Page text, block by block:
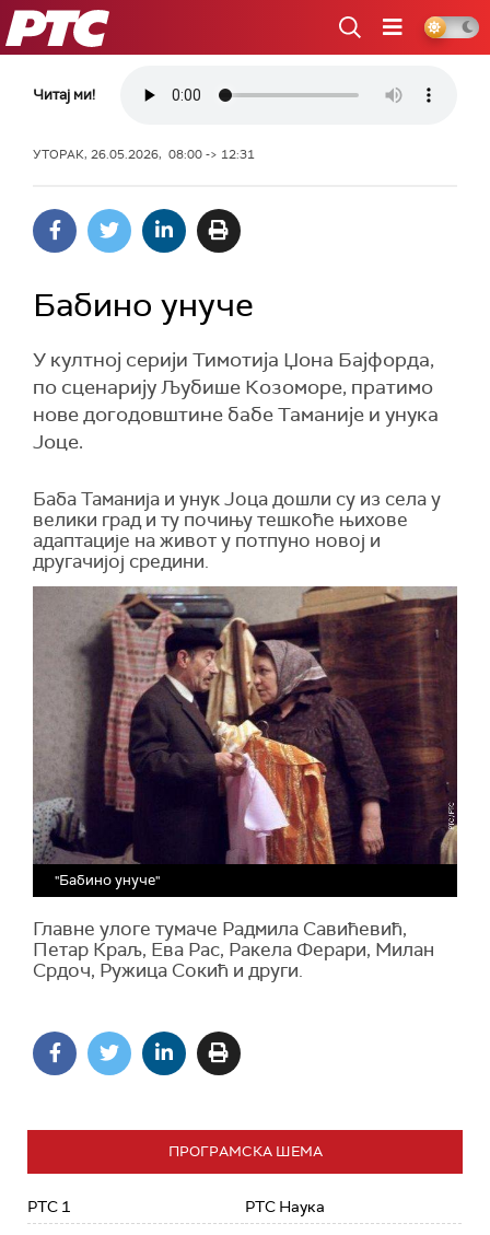
РТС
Читај ми!
УТОРАК, 26.05.2026, 08:00 -> 12:31
Бабино унуче
У култној серији Тимотија Џона Бајфорда,
по сценарију Љубише Козоморе, пратимо
нове догодовштине бабе Таманије и унука
Јоце.
Баба Таманија и унук Јоца дошли су из села у
велики град и ту почињу тешкоће њихове
адаптације на живот у потпуно новој и
другачијој средини.
"Бабино унуче"
Главне улоге тумаче Радмила Савићевић,
Петар Краљ, Ева Рас, Ракела Ферари, Милан
Срдоч, Ружица Сокић и други.
ПРОГРАМСКА ШЕМА
РТС 1 РТС Наука